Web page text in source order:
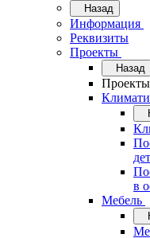
Назад
Информация
Реквизиты
Проекты
Назад
Проекты
в
Мебель